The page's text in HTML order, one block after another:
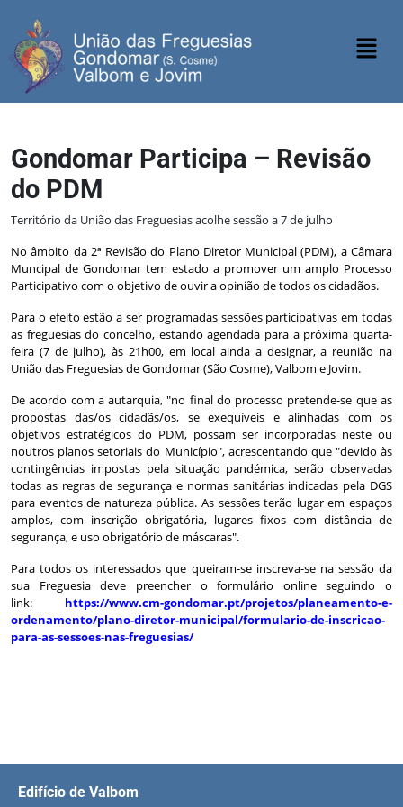
Gondomar Participa – Revisão
do PDM
Território da União das Freguesias acolhe sessão a 7 de julho
No âmbito da 2ª Revisão do Plano Diretor Municipal (PDM), a Câmara
Muncipal de Gondomar tem estado a promover um amplo Processo
Participativo com o objetivo de ouvir a opinião de todos os cidadãos.
Para o efeito estão a ser programadas sessões participativas em todas
as freguesias do concelho, estando agendada para a próxima quarta-
feira (7 de julho), às 21h00, em local ainda a designar, a reunião na
União das Freguesias de Gondomar (São Cosme), Valbom e Jovim.
De acordo com a autarquia, "no final do processo pretende-se que as
propostas das/os cidadãs/os, se exequíveis e alinhadas com os
objetivos estratégicos do PDM, possam ser incorporadas neste ou
noutros planos setoriais do Município", acrescentando que "devido às
contingências impostas pela situação pandémica, serão observadas
todas as regras de segurança e normas sanitárias indicadas pela DGS
para eventos de natureza pública. As sessões terão lugar em espaços
amplos, com inscrição obrigatória, lugares fixos com distância de
segurança, e uso obrigatório de máscaras".
Para todos os interessados que queiram-se inscreva-se na sessão da
sua Freguesia deve preencher o formulário online seguindo o
link:
https://www.cm-gondomar.pt/projetos/planeamento-e-
ordenamento/plano-diretor-municipal/formulario-de-inscricao-
para-as-sessoes-nas-freguesias/
Edifício de Valbom